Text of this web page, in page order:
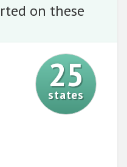
on these
25
states